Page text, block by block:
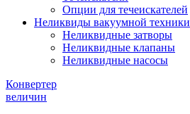
Опции для течеискателей
Неликвиды вакуумной техники
Неликвидные затворы
Неликвидные клапаны
Неликвидные насосы
Конвертер
величин